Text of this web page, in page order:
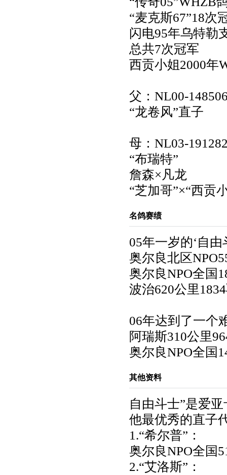
“麦克斯67”18次
闪电95年乌特勒
总共7次冠军
西贡小姐2000年
父：NL00-
“龙卷风”直子
母：NL03-
“布瑞特”
詹森×凡龙
“芝加哥”×“西贡
名鸽赛绩
05年一岁的‘自由
奥尔良北区
奥尔良NPO全国
波治620公里
06年达到了一个
阿瑞斯310公里
奥尔良NPO全国
其他资料
自由斗士”是爱
他最优秀的直子
1.“希尔普”：
奥尔良NPO全国
2.“艾洛斯”：